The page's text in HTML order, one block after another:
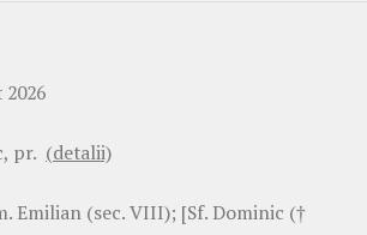
2026
pr. (detalii)
Emilian (sec. VIII); [Sf. Dominic (†